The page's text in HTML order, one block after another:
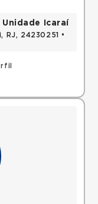
Icaraí
RJ, 24230251 •